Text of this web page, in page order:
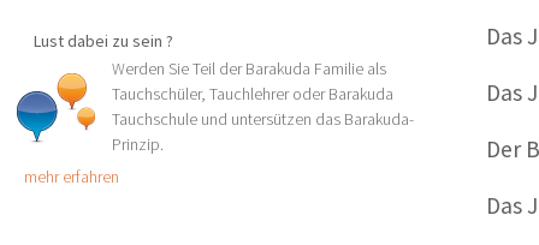
Lust dabei zu sein ?
Werden Sie Teil der Barakuda Familie als
Tauchschüler, Tauchlehrer oder Barakuda
Tauchschule und untersützen das Barakuda-
Prinzip.
mehr erfahren
Das
Das
Der
Das